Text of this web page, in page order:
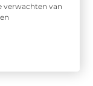
verwachten van